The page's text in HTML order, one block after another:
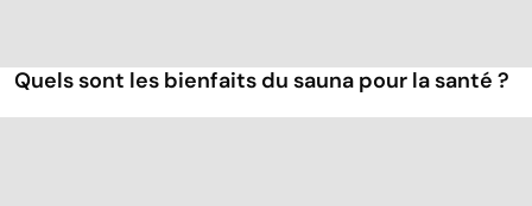
Quels sont les bienfaits du sauna pour la santé ?